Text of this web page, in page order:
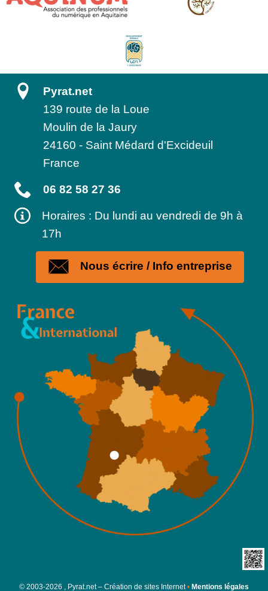
Pyrat.net
139 route de la Loue
Moulin de la Jaury
24160 - Saint Médard d'Excideuil
France
06 82 58 27 36
Horaires : Du lundi au vendredi de 9h à
17h
Nous écrire / Info entreprise
© 2003-2026 , Pyrat.net – Création de sites Internet • Mentions légales